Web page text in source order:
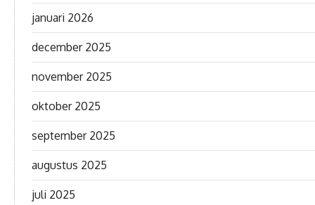
januari 2026
december 2025
november 2025
oktober 2025
september 2025
augustus 2025
juli 2025